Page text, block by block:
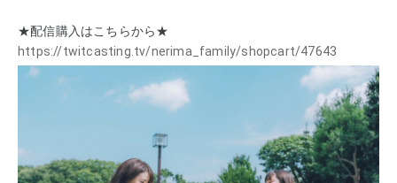
★配信購入はこちらから★
https://twitcasting.tv/nerima_family/shopcart/47643